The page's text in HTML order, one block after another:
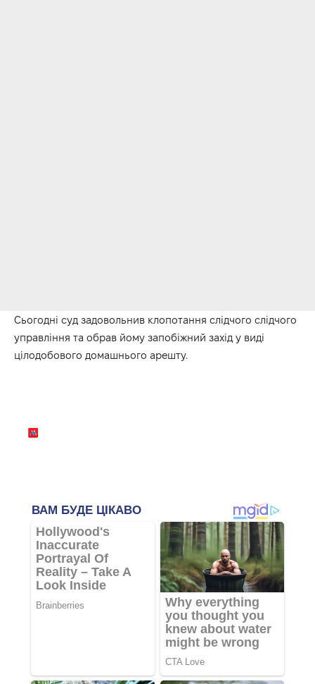
Сьогодні суд задовольнив клопотання слідчого слідчого
управління та обрав йому запобіжний захід у виді
цілодобового домашнього арешту.